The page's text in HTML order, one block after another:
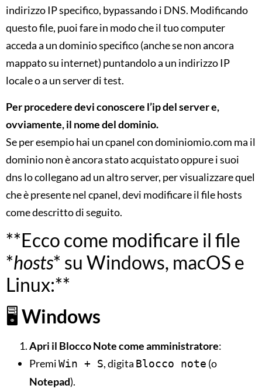
indirizzo IP specifico, bypassando i DNS. Modificando
questo file, puoi fare in modo che il tuo computer
acceda a un dominio specifico (anche se non ancora
mappato su internet) puntandolo a un indirizzo IP
locale o a un server di test.
Per procedere devi conoscere l’ip del server e,
ovviamente, il nome del dominio.
Se per esempio hai un cpanel con dominiomio.com ma il
dominio non è ancora stato acquistato oppure i suoi
dns lo collegano ad un altro server, per visualizzare quel
che è presente nel cpanel, devi modificare il file hosts
come descritto di seguito.
**Ecco come modificare il file
*hosts* su Windows, macOS e
Linux:**
🖥 Windows
Apri il Blocco Note come amministratore:
PremiWin + S, digita Blocco note (o
Notepad).